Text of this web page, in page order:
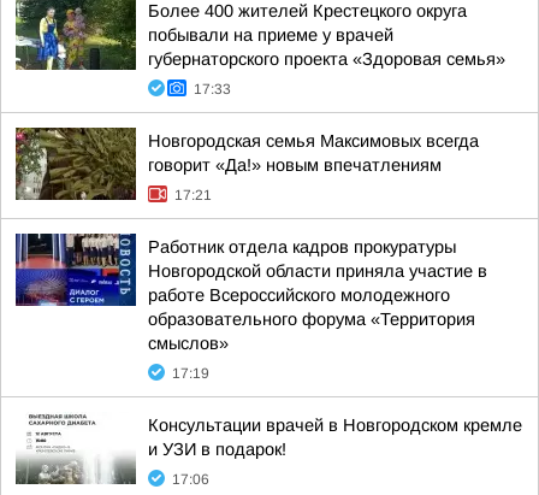
Более 400 жителей Крестецкого округа
побывали на приеме у врачей
губернаторского проекта «Здоровая семья»
17:33
Новгородская семья Максимовых всегда
говорит «Да!» новым впечатлениям
17:21
Работник отдела кадров прокуратуры
Новгородской области приняла участие в
работе Всероссийского молодежного
образовательного форума «Территория
смыслов»
17:19
Консультации врачей в Новгородском кремле
и УЗИ в подарок!
17:06